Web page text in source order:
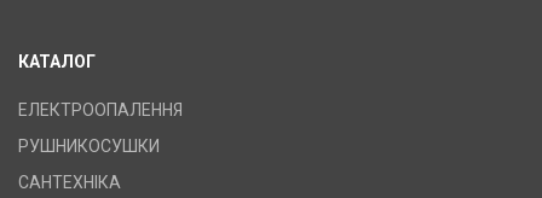
КАТАЛОГ
ЕЛЕКТРООПАЛЕННЯ
РУШНИКОСУШКИ
САНТЕХНІКА